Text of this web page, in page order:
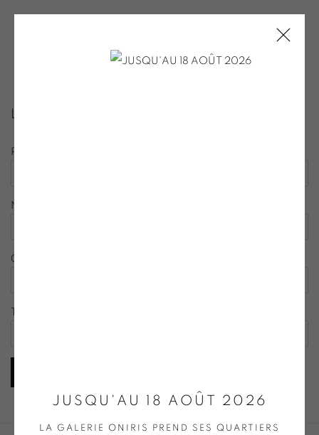
LISTE D’ENVOI
Prénom *
Nom *
Courriel *
JUSQU'AU 18 AOÛT 2026
LA GALERIE ONIRIS PREND SES QUARTIERS